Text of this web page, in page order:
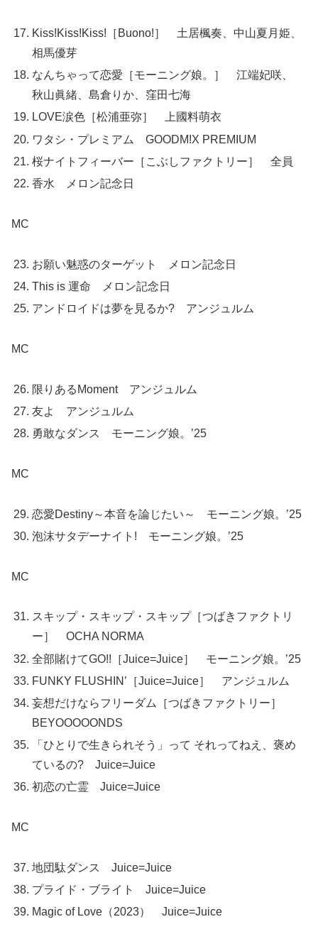
Kiss!Kiss!Kiss!［Buono!］ 土居楓奏、中山夏月姫、
相馬優芽
なんちゃって恋愛［モーニング娘。］ 江端妃咲、
秋山眞緒、島倉りか、窪田七海
LOVE涙色［松浦亜弥］ 上國料萌衣
ワタシ・プレミアム GOODM!X PREMIUM
桜ナイトフィーバー［こぶしファクトリー］ 全員
香水 メロン記念日
MC
お願い魅惑のターゲット メロン記念日
This is 運命 メロン記念日
アンドロイドは夢を見るか? アンジュルム
MC
限りあるMoment アンジュルム
友よ アンジュルム
勇敢なダンス モーニング娘。’25
MC
恋愛Destiny～本音を論じたい～ モーニング娘。’25
泡沫サタデーナイト! モーニング娘。’25
MC
スキップ・スキップ・スキップ［つばきファクトリ
ー］ OCHA NORMA
全部賭けてGO!!［Juice=Juice］ モーニング娘。’25
FUNKY FLUSHIN’［Juice=Juice］ アンジュルム
妄想だけならフリーダム［つばきファクトリー］
BEYOOOOONDS
「ひとりで生きられそう」って それってねえ、褒め
ているの? Juice=Juice
初恋の亡霊 Juice=Juice
MC
地団駄ダンス Juice=Juice
プライド・ブライト Juice=Juice
Magic of Love（2023） Juice=Juice